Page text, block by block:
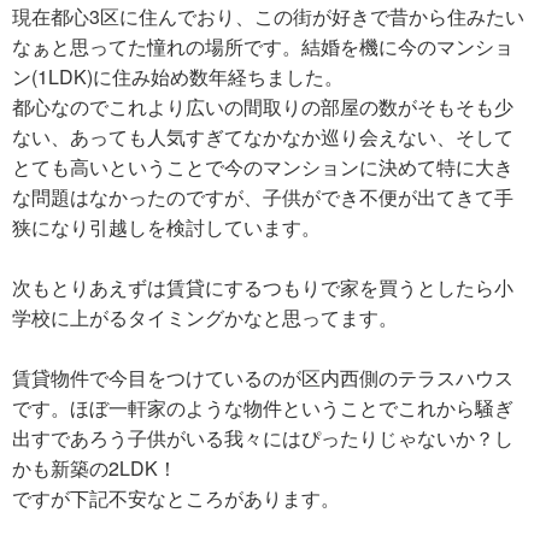
現在都心3区に住んでおり、この街が好きで昔から住みたい
なぁと思ってた憧れの場所です。結婚を機に今のマンショ
ン(1LDK)に住み始め数年経ちました。
都心なのでこれより広いの間取りの部屋の数がそもそも少
ない、あっても人気すぎてなかなか巡り会えない、そして
とても高いということで今のマンションに決めて特に大き
な問題はなかったのですが、子供ができ不便が出てきて手
狭になり引越しを検討しています。
次もとりあえずは賃貸にするつもりで家を買うとしたら小
学校に上がるタイミングかなと思ってます。
賃貸物件で今目をつけているのが区内西側のテラスハウス
です。ほぼ一軒家のような物件ということでこれから騒ぎ
出すであろう子供がいる我々にはぴったりじゃないか？し
かも新築の2LDK！
ですが下記不安なところがあります。